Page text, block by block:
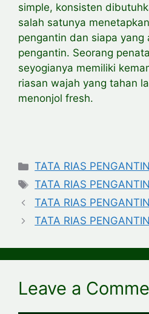
simple, konsisten
salah satunya
pengantin dan siapa yang
pengantin. Seorang
seyogianya memiliki
riasan wajah yang tahan
menonjol fresh.
Categories
TATA RIAS PENGANTIN
Tags
TATA RIAS
TATA RIAS
TATA RIAS
Leave a